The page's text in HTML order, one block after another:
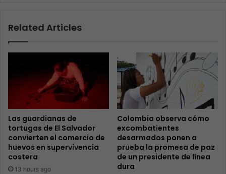
Related Articles
Las guardianas de
tortugas de El Salvador
convierten el comercio de
huevos en supervivencia
costera
13 hours ago
Colombia observa cómo
excombatientes
desarmados ponen a
prueba la promesa de paz
de un presidente de línea
dura